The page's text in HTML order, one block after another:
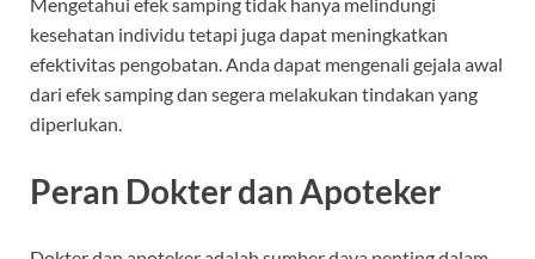
Mengetahui efek samping tidak hanya melindungi
kesehatan individu tetapi juga dapat meningkatkan
efektivitas pengobatan. Anda dapat mengenali gejala awal
dari efek samping dan segera melakukan tindakan yang
diperlukan.
Peran Dokter dan Apoteker